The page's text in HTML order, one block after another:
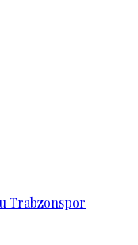
Trabzonspor